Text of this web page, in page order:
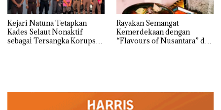
Kejari Natuna Tetapkan
Kades Selaut Nonaktif
sebagai Tersangka Korupsi
Rayakan Semangat
Kemerdekaan dengan
“Flavours of Nusantara” di